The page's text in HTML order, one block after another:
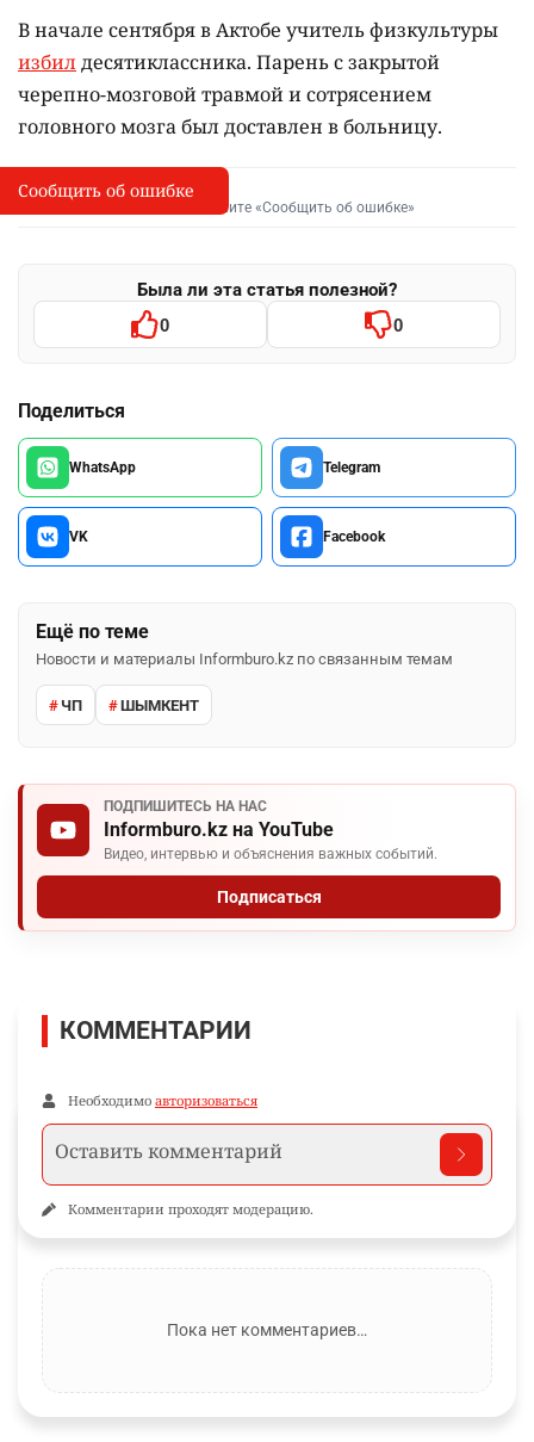
В начале сентября в Актобе учитель физкультуры
избилдесятиклассника. Парень с закрытой
черепно-мозговой травмой и сотрясением
головного мозга был доставлен в больницу.
I
Сообщить об опечатке
Выделите фрагмент и нажмите «Сообщить об ошибке»
Была ли эта статья полезной?
0 0
Поделиться
WhatsApp Telegram
VK Facebook
Ещё по теме
Новости и материалы Informburo.kz по связанным темам
ЧП ШЫМКЕНТ
ПОДПИШИТЕСЬ НА НАС
Informburo.kz на YouTube
Видео, интервью и объяснения важных событий.
Подписаться
Сообщить об ошибке
КОММЕНТАРИИ
Необходимо авторизоваться
Комментарии проходят модерацию.
Пока нет комментариев…